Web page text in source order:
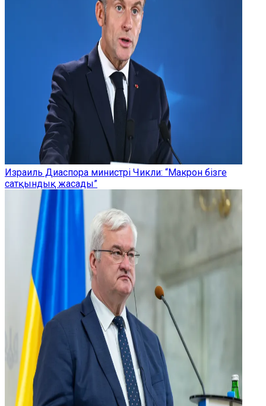
Израиль Диаспора министрі Чикли: “Макрон бізге
сатқындық жасады”